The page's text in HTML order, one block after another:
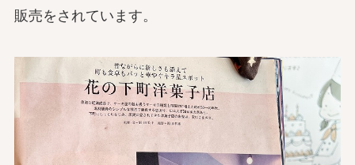
販売をされています。